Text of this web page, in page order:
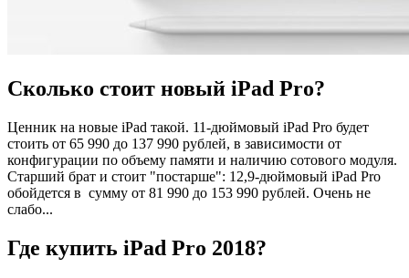
Сколько стоит новый iPad Pro?
Ценник на новые iPad такой. 11-дюймовый iPad Pro будет
стоить от 65 990 до 137 990 рублей, в зависимости от
конфигурации по объему памяти и наличию сотового модуля.
Старший брат и стоит "постарше": 12,9-дюймовый iPad Pro
обойдется в сумму от 81 990 до 153 990 рублей. Очень не
слабо...
Где купить iPad Pro 2018?